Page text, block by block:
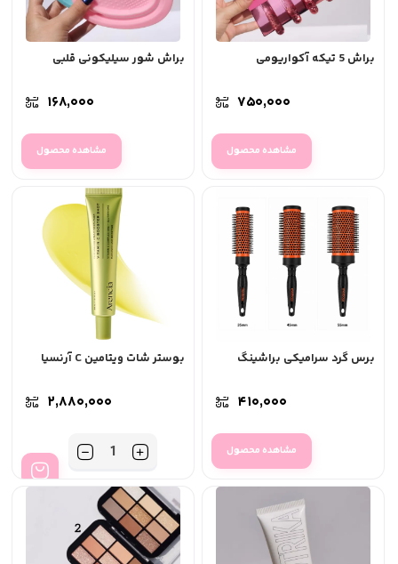
براش 5 تیکه آکواریومی
۷۵۰,۰۰۰
مشاهده محصول
براش شور سیلیکونی قلبی
۱۶۸,۰۰۰
مشاهده محصول
برس گرد سرامیکی براشینگ
۴۱۰,۰۰۰
مشاهده محصول
بوستر شات ویتامین C آرنسیا
۲,۸۸۰,۰۰۰
تعداد